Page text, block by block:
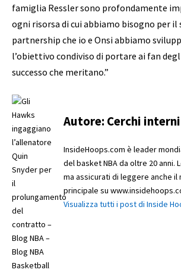
famiglia Ressler sono profondamente
ogni risorsa di cui abbiamo bisogno per il
partnership che io e Onsi abbiamo
l’obiettivo condiviso di portare ai fan
successo che meritano.”
Autore: Cerchi interni
InsideHoops.com è leader
del basket NBA da oltre 20 anni.
ma assicurati di leggere anche il
principale su
Visualizza tutti i post di Inside